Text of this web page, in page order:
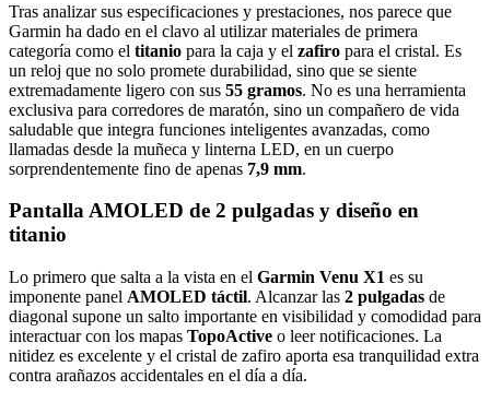
Tras analizar sus especificaciones y prestaciones, nos parece que
Garmin ha dado en el clavo al utilizar materiales de primera
categoría como el titanio para la caja y el zafiro para el cristal. Es
un reloj que no solo promete durabilidad, sino que se siente
extremadamente ligero con sus 55 gramos. No es una herramienta
exclusiva para corredores de maratón, sino un compañero de vida
saludable que integra funciones inteligentes avanzadas, como
llamadas desde la muñeca y linterna LED, en un cuerpo
sorprendentemente fino de apenas 7,9 mm.
Pantalla AMOLED de 2 pulgadas y diseño en
titanio
Lo primero que salta a la vista en el Garmin Venu X1 es su
imponente panel AMOLED táctil. Alcanzar las 2 pulgadas de
diagonal supone un salto importante en visibilidad y comodidad para
interactuar con los mapas TopoActive o leer notificaciones. La
nitidez es excelente y el cristal de zafiro aporta esa tranquilidad extra
contra arañazos accidentales en el día a día.